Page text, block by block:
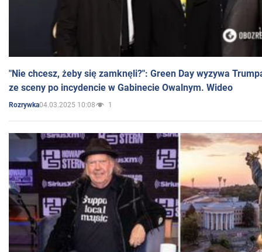
"Nie chcesz, żeby się zamknęli?": Green Day wyzywa
ze sceny po incydencie w Gabinecie Owalnym. Wideo
Rozrywka04.03.2025 10:08 1